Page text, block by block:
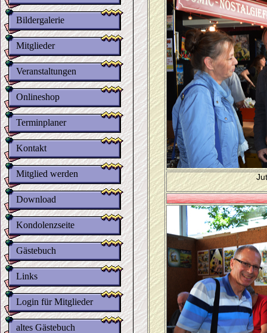
Bildergalerie
Mitglieder
Veranstaltungen
Onlineshop
Terminplaner
Kontakt
Mitglied werden
Download
Kondolenzseite
Gästebuch
Links
Login für Mitglieder
altes Gästebuch